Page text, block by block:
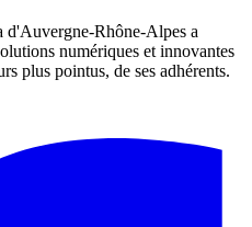
d'Auvergne-Rhône-Alpes a
numériques et innovantes
plus pointus, de ses adhérents.